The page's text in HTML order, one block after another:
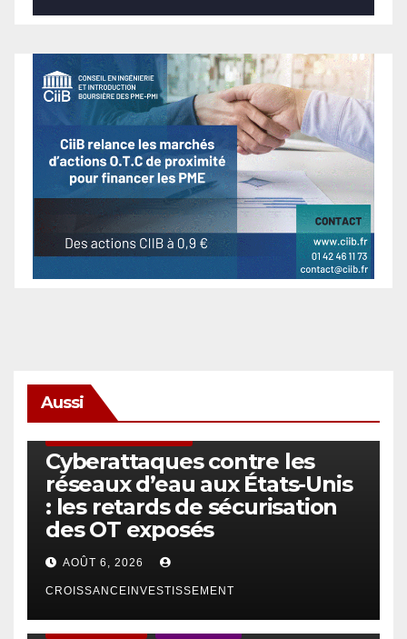
Aussi
Cyberattaques contre les
réseaux d’eau aux États-Unis
: les retards de sécurisation
des OT exposés
AOÛT 6, 2026
CROISSANCEINVESTISSEMENT